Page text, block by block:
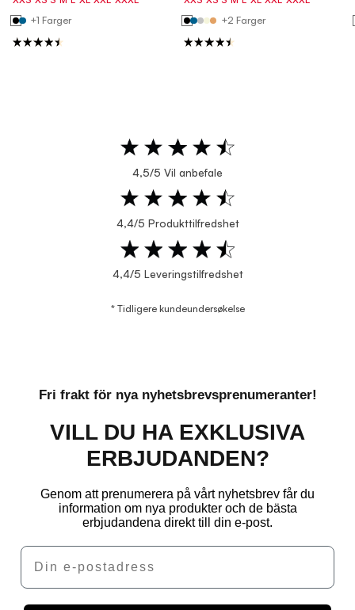
+1 Farger
+2 Farger
4,5/5 Vil anbefale
4,4/5 Produkttilfredshet
4,4/5 Leveringstilfredshet
* Tidligere kundeundersøkelse
Fri frakt för nya nyhetsbrevsprenumeranter!
VILL DU HA EXKLUSIVA
ERBJUDANDEN?
Genom att prenumerera på vårt nyhetsbrev får du
information om nya produkter och de bästa
erbjudandena direkt till din e-post.
Email